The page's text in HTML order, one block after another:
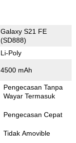
Galaxy S21 FE
(SD888)
Li-Poly
4500 mAh
Pengecasan Tanpa
Wayar Termasuk
Pengecasan Cepat
Tidak Amovible